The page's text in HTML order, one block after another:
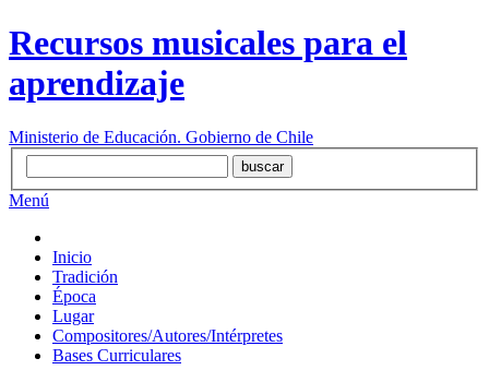
Recursos musicales para el
aprendizaje
Ministerio de Educación. Gobierno de Chile
Menú
Inicio
Tradición
Época
Lugar
Compositores/Autores/Intérpretes
Bases Curriculares